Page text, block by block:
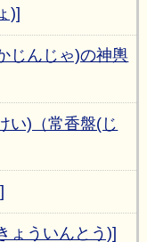
)]
じんじゃ)の神輿
い)（常香盤(じ
ょういんとう)]